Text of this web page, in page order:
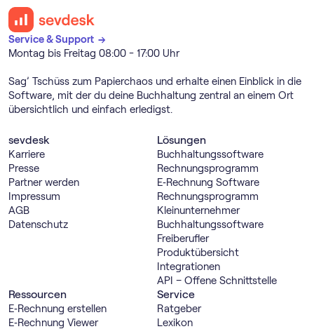
Service & Support →
Montag bis Freitag 08:00 - 17:00 Uhr
Sag’ Tschüss zum Papierchaos und erhalte einen Einblick in die
Software, mit der du deine Buchhaltung zentral an einem Ort
übersichtlich und einfach erledigst.
sevdesk
Karriere
Presse
Partner werden
Impressum
AGB
Datenschutz
Lösungen
Buch­haltungs­software
Rechnungs­programm
E‑Rechnung Software
Rechnungs­programm
Kleinunternehmer
Buch­haltungs­software
Freiberufler
Produktübersicht
Integrationen
API – Offene Schnittstelle
Ressourcen
E‑Rechnung erstellen
E‑Rechnung Viewer
Service
Ratgeber
Lexikon